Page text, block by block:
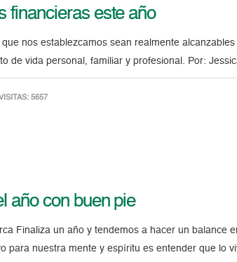
financieras este año
nos establezcamos sean realmente
de vida personal, familiar y profesional. Por:
5657
año con buen pie
Finaliza un año y tendemos a hacer un balance
para nuestra mente y espíritu es entender que lo